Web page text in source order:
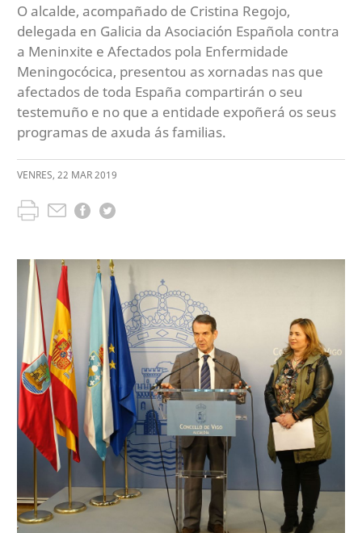
O alcalde, acompañado de Cristina Regojo,
delegada en Galicia da Asociación Española contra
a Meninxite e Afectados pola Enfermidade
Meningocócica, presentou as xornadas nas que
afectados de toda España compartirán o seu
testemuño e no que a entidade expoñerá os seus
programas de axuda ás familias.
VENRES, 22 MAR2019